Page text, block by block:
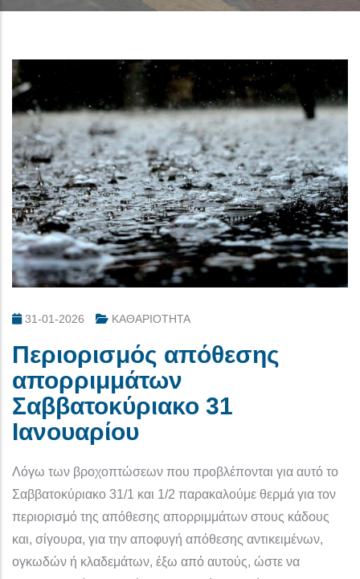
31-01-2026 ΚΑΘΑΡΙΟΤΗΤΑ
Περιορισμός απόθεσης
απορριμμάτων
Σαββατοκύριακο 31
Ιανουαρίου
Λόγω των βροχοπτώσεων που προβλέπονται για αυτό το
Σαββατοκύριακο 31/1 και 1/2 παρακαλούμε θερμά για τον
περιορισμό της απόθεσης απορριμμάτων στους κάδους
και, σίγουρα, για την αποφυγή απόθεσης αντικειμένων,
ογκωδών ή κλαδεμάτων, έξω από αυτούς, ώστε να